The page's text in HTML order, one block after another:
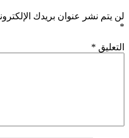
لن يتم نشر عنوان بريدك
*
التعليق *